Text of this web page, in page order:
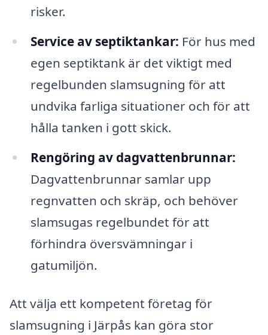
risker.
Service av septiktankar: För hus med
egen septiktank är det viktigt med
regelbunden slamsugning för att
undvika farliga situationer och för att
hålla tanken i gott skick.
Rengöring av dagvattenbrunnar:
Dagvattenbrunnar samlar upp
regnvatten och skräp, och behöver
slamsugas regelbundet för att
förhindra översvämningar i
gatumiljön.
Att välja ett kompetent företag för
slamsugning i Järpås kan göra stor